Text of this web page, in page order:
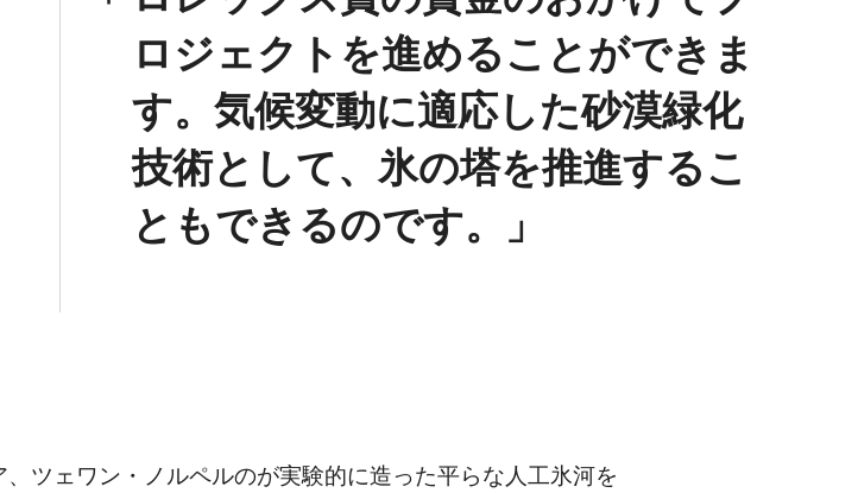
ロジェクトを進めることができま
す。気候変動に適応した砂漠緑化
技術として、氷の塔を推進するこ
ともできるのです。
ツェワン・ノルペルのが実験的に造った平らな人工氷河を